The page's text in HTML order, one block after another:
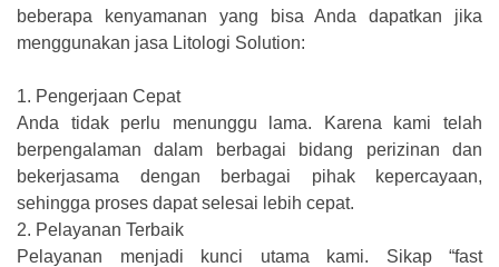
beberapa kenyamanan yang bisa Anda dapatkan jika
menggunakan jasa Litologi Solution:
1. Pengerjaan Cepat
Anda tidak perlu menunggu lama. Karena kami telah
berpengalaman dalam berbagai bidang perizinan dan
bekerjasama dengan berbagai pihak kepercayaan,
sehingga proses dapat selesai lebih cepat.
2. Pelayanan Terbaik
Pelayanan menjadi kunci utama kami. Sikap “fast